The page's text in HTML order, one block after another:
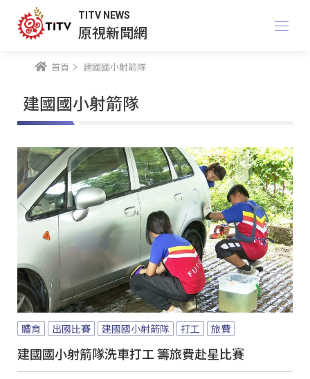
TITV NEWS
原視新聞網
首頁 建國國小射箭隊
建國國小射箭隊
體育 出國比賽 建國國小射箭隊 打工 旅費
建國國小射箭隊洗車打工 籌旅費赴星比賽